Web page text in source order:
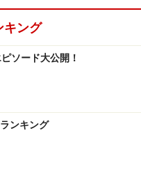
していて試着するにも
ので、スカートをサイ
購入したところ、
ってしまった
先の金額の安さにつら
家にある服と合わない
キング
ソード大公開！
ンキング